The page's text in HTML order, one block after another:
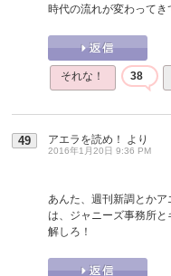
時代の流れが変わってき
それな！ 38
49 アエラを読め！ より
2016年1月20日 9:36 PM
あんた、週刊新調とか
は、ジャニーズ事務所
解しろ！